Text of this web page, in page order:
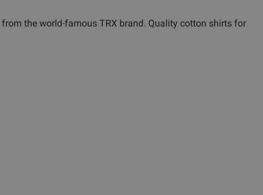
the world-famous TRX brand. Quality cotton shirts for